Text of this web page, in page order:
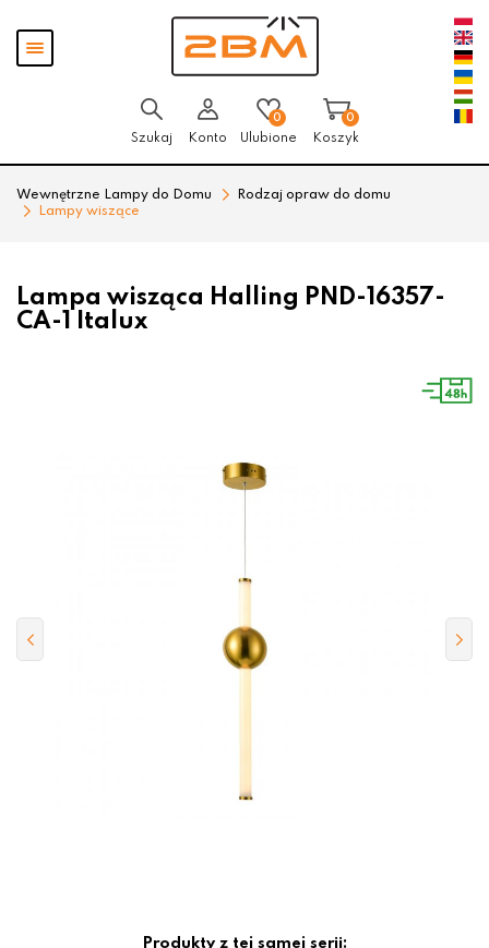
Pokaż
menu
Szukaj Konto
0
Ulubione
0
Koszyk
Wewnętrzne Lampy do Domu
Rodzaj opraw do domu
Lampy wiszące
Lampa wisząca Halling PND-16357-
CA-1 Italux
Produkty z tej samej serii: